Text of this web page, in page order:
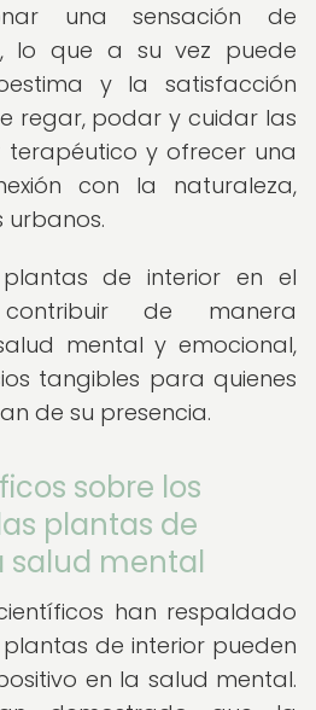
una sensación de
lo que a su vez puede
y la satisfacción
regar, podar y cuidar las
y ofrecer una
con la naturaleza,
urbanos.
de interior en el
de manera
mental y emocional,
tangibles para quienes
de su presencia.
sobre los
plantas de
salud mental
han respaldado
de interior pueden
en la salud mental.